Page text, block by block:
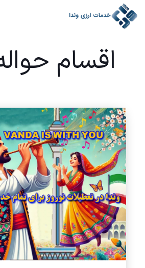
اقسام